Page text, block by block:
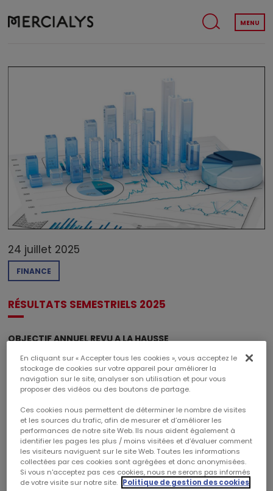
MENU
24 juillet 2025
FINANCE
RÉSULTATS SEMESTRIELS 2025
OBJECTIF ANNUEL REVU A LA HAUSSE
L’objectif annuel est revu à la hausse avec un résultat net
récurrent (RNR) désormais attendu entre 1,24 € et 1,27 €
par action.
confirmé.
RNR du 1ersemestre 2025 de 61,6 M€ (+3,9%) et à
0,66 € par action (+4,0%)
174 M€ investis sur 2 acquisitions immobilières
majeures sur un rendement moyen de 9%
Investissements sélectifs sur des actifs améliorant la
En cliquant sur « Accepter tous les cookies », vous acceptez le
stockage de cookies sur votre appareil pour améliorer la
navigation sur le site, analyser son utilisation et pour vous
proposer des vidéos ou des boutons de partage.
Ces cookies nous permettent de déterminer le nombre de visites
et les sources du trafic, afin de mesurer et d’améliorer les
performances de notre site Web. Ils nous aident également à
identifier les pages les plus / moins visitées et d’évaluer comment
les visiteurs naviguent sur le site Web. Toutes les informations
collectées par ces cookies sont agrégées et donc anonymisées.
Si vous n'acceptez pas ces cookies, nous ne serons pas informés
de votre visite sur notre site. Politique de gestion des cookies